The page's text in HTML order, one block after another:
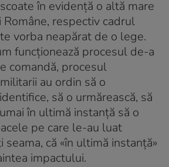
în evidență o altă mare
Române, respectiv cadrul
vorba neapărat de o lege.
funcționează procesul de-a
comandă, procesul
au ordin să o
să o urmărească, să
în ultimă instanță să o
pe care le-au luat
seama, că «în ultimă instanță»
impactului.